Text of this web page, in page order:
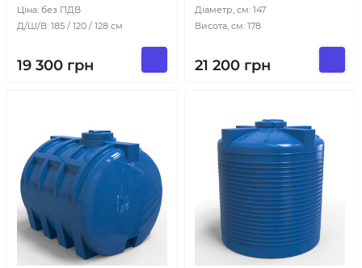
Ціна: без ПДВ
Д/Ш/В: 185 / 120 / 128 см
19 300 грн
Діаметр, см: 147
Висота, см: 178
21 200 грн